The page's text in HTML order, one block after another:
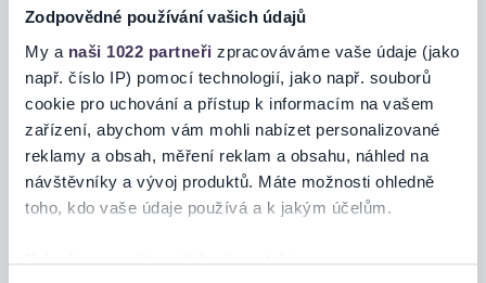
Zodpovědné používání vašich údajů
My a naši 1022 partneři zpracováváme vaše údaje (jako
např. číslo IP) pomocí technologií, jako např. souborů
cookie pro uchování a přístup k informacím na vašem
zařízení, abychom vám mohli nabízet personalizované
reklamy a obsah, měření reklam a obsahu, náhled na
návštěvníky a vývoj produktů. Máte možnosti ohledně
toho, kdo vaše údaje používá a k jakým účelům.
Pokud to povolíte, rádi bychom také:
VSTUPENKY